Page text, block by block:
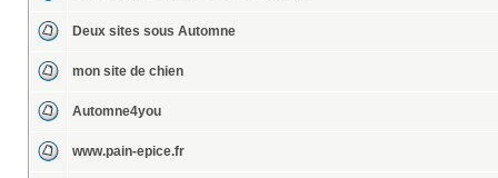
Deux sites sous Automne
mon site de chien
Automne4you
www.pain-epice.fr